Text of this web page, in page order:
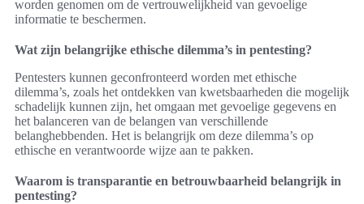
worden genomen om de vertrouwelijkheid van gevoelige
informatie te beschermen.
Wat zijn belangrijke ethische dilemma’s in pentesting?
Pentesters kunnen geconfronteerd worden met ethische
dilemma’s, zoals het ontdekken van kwetsbaarheden die mogelijk
schadelijk kunnen zijn, het omgaan met gevoelige gegevens en
het balanceren van de belangen van verschillende
belanghebbenden. Het is belangrijk om deze dilemma’s op
ethische en verantwoorde wijze aan te pakken.
Waarom is transparantie en betrouwbaarheid belangrijk in
pentesting?